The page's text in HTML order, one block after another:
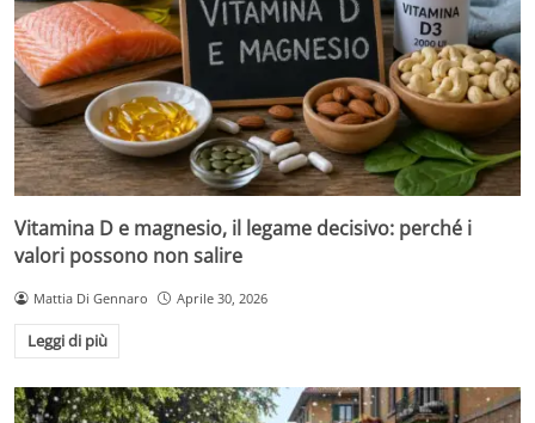
Vitamina D e magnesio, il legame decisivo: perché i
valori possono non salire
Mattia Di Gennaro Aprile 30, 2026
Leggi di più